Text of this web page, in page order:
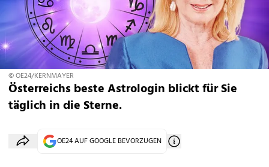
© OE24/KERNMAYER
Österreichs beste Astrologin blickt für Sie
täglich in die Sterne.
OE24 AUF GOOGLE BEVORZUGEN